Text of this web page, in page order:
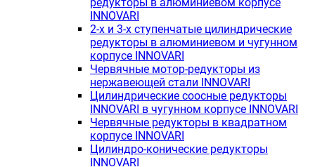
INNOVARI
2-х и 3-х ступенчатые цилиндрические
редукторы в алюминиевом и чугунном
корпусе INNOVARI
Червячные мотор-редукторы из
нержавеющей стали INNOVARI
Цилиндрические соосные редукторы
INNOVARI в чугунном корпусе INNOVARI
Червячные редукторы в квадратном
корпусе INNOVARI
Цилиндро-конические редукторы
INNOVARI